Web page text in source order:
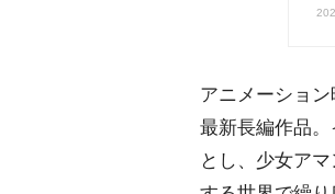
アニメーショ
最新長編作品
とし、少女ア